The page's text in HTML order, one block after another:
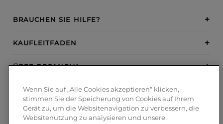
BRAUCHEN SIE HILFE?
KAUFLEITFADEN
ÜBER BOSANOVA
INSPIRATION
ZAHLUNGSMETHODEN
Wenn Sie auf „Alle Cookies akzeptieren“ klicken,
stimmen Sie der Speicherung von Cookies auf Ihrem
Gerät zu, um die Websitenavigation zu verbessern, die
Websitenutzung zu analysieren und unsere